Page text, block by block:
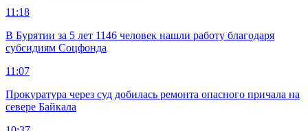
11:18
В Бурятии за 5 лет 1146 человек нашли работу благодаря
субсидиям Соцфонда
11:07
Прокуратура через суд добилась ремонта опасного причала на
севере Байкала